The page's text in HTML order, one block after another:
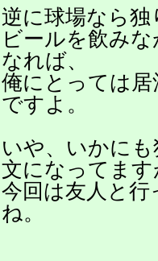
逆に球場なら
ビールを飲み
なれば、
俺にとっては
ですよ。
いや、いかに
文になってま
今回は友人と
ね。